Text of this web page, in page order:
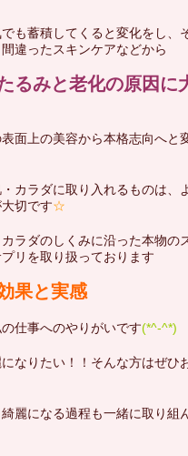
も蓄積してくると変化をし、
違ったスキンケアなどから
るみと老化の原因に
面上の美容から本格志向へと
カラダに取り入れるものは、
切です☆
ラダのしくみに沿った本物の
リを取り扱っております
果と実感
仕事へのやりがいです(*^-^*)
なりたい！！そんな方はぜひ
麗になる過程も一緒に取り組